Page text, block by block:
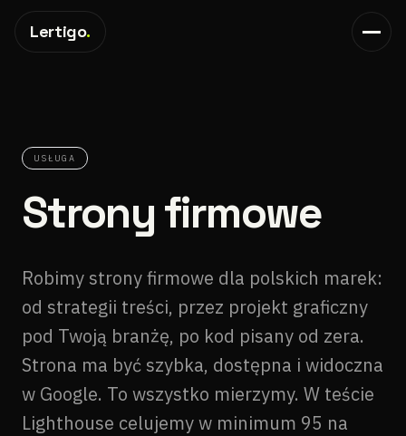
Lertigo.
USŁUGA
Strony firmowe
Robimy strony firmowe dla polskich marek:
od strategii treści, przez projekt graficzny
pod Twoją branżę, po kod pisany od zera.
Strona ma być szybka, dostępna i widoczna
w Google. To wszystko mierzymy. W teście
Lighthouse celujemy w minimum 95 na